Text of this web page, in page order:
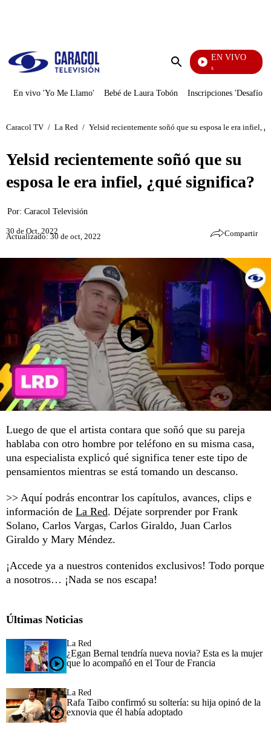
Enviar
EN VIVO
También Caerás
En vivo 'Yo Me Llamo' Bebé de Laura Tobón Inscripciones 'Desafío'
Caracol TV / La Red / Yelsid recientemente soñó que su esposa le era infiel,
Yelsid recientemente soñó que su
esposa le era infiel, ¿qué significa?
Por: Caracol Televisión
30 de Oct, 2022
Actualizado: 30 de oct, 2022 Compartir
Luego de que el artista contara que soñó que su pareja
hablaba con otro hombre por teléfono en su misma casa,
una especialista explicó qué significa tener este tipo de
pensamientos mientras se está tomando un descanso.
>> Aquí podrás encontrar los capítulos, avances, clips e
información de La Red. Déjate sorprender por Frank
Solano, Carlos Vargas, Carlos Giraldo, Juan Carlos
Giraldo y Mary Méndez.
¡Accede ya a nuestros contenidos exclusivos! Todo porque
a nosotros… ¡Nada se nos escapa!
Últimas Noticias
La Red
¿Egan Bernal tendría nueva novia? Esta es la mujer
que lo acompañó en el Tour de Francia
La Red
Rafa Taibo confirmó su soltería: su hija opinó de la
exnovia que él había adoptado